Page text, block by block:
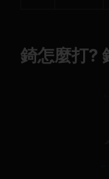
錡怎麼打?